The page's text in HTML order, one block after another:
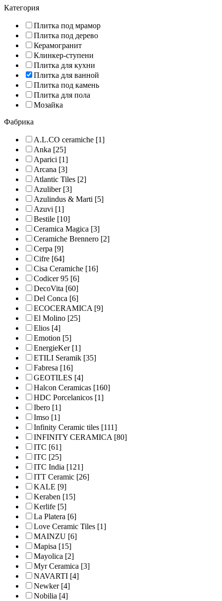
Категория
Плитка под мрамор
Плитка под дерево
Керамогранит
Клинкер-ступени
Плитка для кухни
Плитка для ванной
Плитка под камень
Плитка для пола
Мозайка
Фабрика
A.L.CO ceramiche [1]
Anka [25]
Aparici [1]
Arcana [3]
Atlantic Tiles [2]
Azuliber[3]
Azulindus & Marti [5]
Azuvi [1]
Bestile [10]
Ceramica Magica [3]
Ceramiche Brennero [2]
Cerpa [9]
Cifre [64]
Cisa Ceramiche [16]
Codicer 95 [6]
DecoVita [60]
Del Conca [6]
ECOCERAMICA[9]
El Molino [25]
Elios [4]
Emotion [5]
EnergieKer[1]
ETILI Seramik [35]
Fabresa [16]
GEOTILES [4]
Halcon Ceramicas [160]
HDC Porcelanicos [1]
Ibero [1]
Imso [1]
Infinity Ceramic tiles [111]
INFINITY CERAMICA[80]
ITC [61]
ITC [25]
ITC India [121]
ITT Ceramic [26]
KALE [9]
Keraben [15]
Kerlife [5]
La Platera [6]
Love Ceramic Tiles [1]
MAINZU [6]
Mapisa [15]
Mayolica [2]
Myr Ceramica [3]
NAVARTI [4]
Newker[4]
Nobilia [4]